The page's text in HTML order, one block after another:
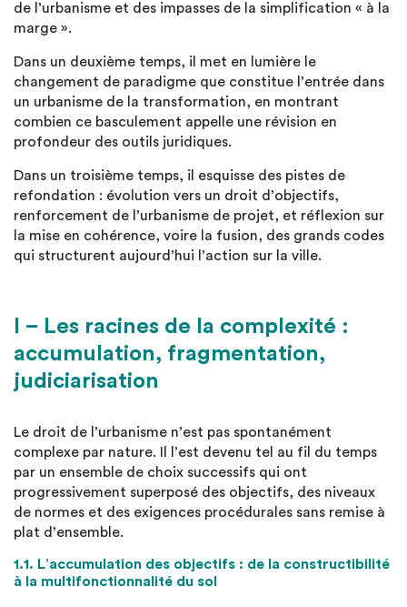
de l’urbanisme et des impasses de la simplification « à la
marge ».
Dans un deuxième temps, il met en lumière le
changement de paradigme que constitue l’entrée dans
un urbanisme de la transformation, en montrant
combien ce basculement appelle une révision en
profondeur des outils juridiques.
Dans un troisième temps, il esquisse des pistes de
refondation : évolution vers un droit d’objectifs,
renforcement de l’urbanisme de projet, et réflexion sur
la mise en cohérence, voire la fusion, des grands codes
qui structurent aujourd’hui l’action sur la ville.
I – Les racines de la complexité :
accumulation, fragmentation,
judiciarisation
Le droit de l’urbanisme n’est pas spontanément
complexe par nature. Il l’est devenu tel au fil du temps
par un ensemble de choix successifs qui ont
progressivement superposé des objectifs, des niveaux
de normes et des exigences procédurales sans remise à
plat d’ensemble.
1.1. L’accumulation des objectifs : de la constructibilité
à la multifonctionnalité du sol